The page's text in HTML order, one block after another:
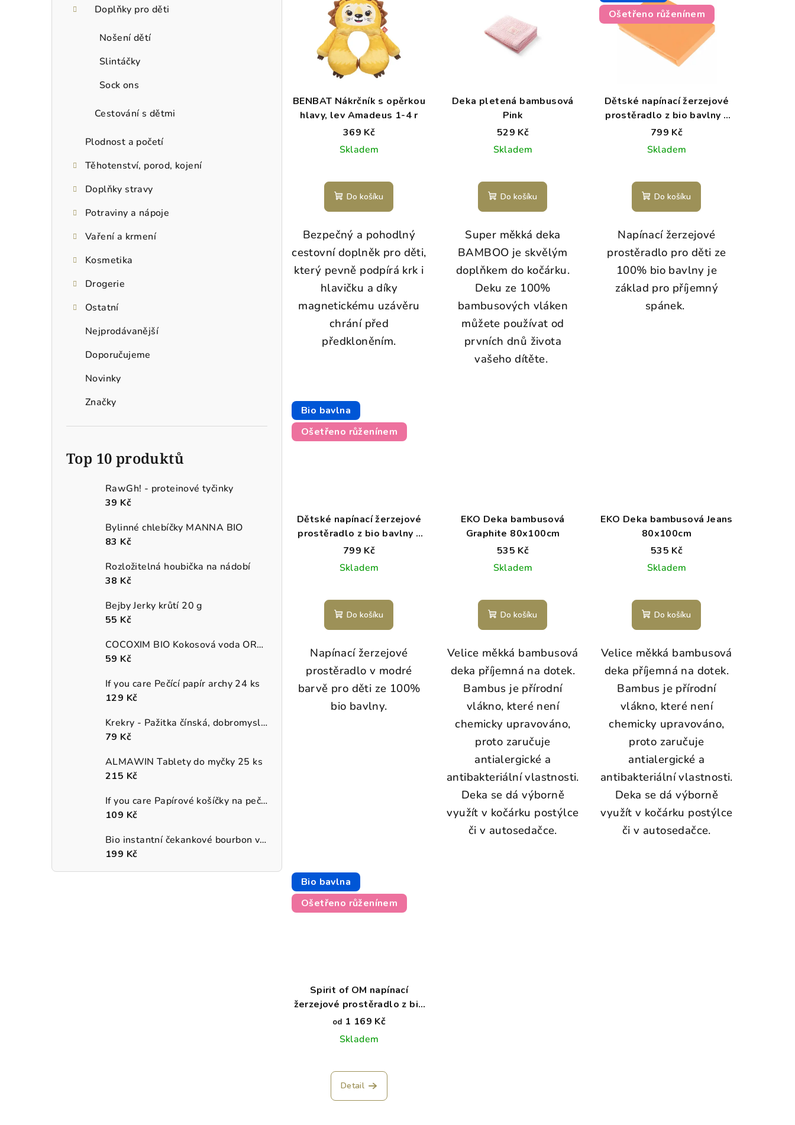
Doplňky pro děti
Nošení dětí
Slintáčky
Sock ons
Cestování s dětmi
Plodnost a početí
Těhotenství, porod, kojení
Doplňky stravy
Potraviny a nápoje
Vaření a krmení
Kosmetika
Drogerie
Ostatní
Nejprodávanější
Doporučujeme
Novinky
Značky
Top 10 produktů
RawGh! - proteinové tyčinky
39 Kč
Bylinné chlebíčky MANNA BIO
83 Kč
Rozložitelná houbička na nádobí
38 Kč
Bejby Jerky krůtí 20 g
55 Kč
COCOXIM BIO Kokosová voda ORGANIC
59 Kč
If you care Pečící papír archy 24 ks
129 Kč
Krekry - Pažitka čínská, dobromysl BIO
79 Kč
ALMAWIN Tablety do myčky 25 ks
215 Kč
If you care Papírové košíčky na pečení large 60 kusů
109 Kč
Bio instantní čekankové bourbon vanilka kafe
199 Kč
o
d
p
r
ů
BENBAT Nákrčník s opěrkou
hlavy, lev Amadeus 1-4 r
369 Kč
Skladem
Do košíku
Bezpečný a pohodlný
cestovní doplněk pro děti,
který pevně podpírá krk i
hlavičku a díky
magnetickému uzávěru
chrání před
předkloněním.
Deka pletená bambusová
Pink
529 Kč
Skladem
Do košíku
Super měkká deka
BAMBOO je skvělým
doplňkem do kočárku.
Deku ze 100%
bambusových vláken
můžete používat od
prvních dnů života
vašeho dítěte.
Ošetřeno růženínem
Dětské napínací žerzejové
prostěradlo z bio bavlny -
mango
799 Kč
Skladem
Do košíku
Napínací žerzejové
prostěradlo pro děti ze
100% bio bavlny je
základ pro příjemný
spánek.
Bio bavlna
Ošetřeno růženínem
Dětské napínací žerzejové
prostěradlo z bio bavlny -
modré
799 Kč
Skladem
Do košíku
Napínací žerzejové
prostěradlo v modré
barvě pro děti ze 100%
bio bavlny.
EKO Deka bambusová
Graphite 80x100cm
535 Kč
Skladem
Do košíku
Velice měkká bambusová
deka příjemná na dotek.
Bambus je přírodní
vlákno, které není
chemicky upravováno,
proto zaručuje
antialergické a
antibakteriální vlastnosti.
Deka se dá výborně
využít v kočárku postýlce
či v autosedačce.
EKO Deka bambusová Jeans
80x100cm
535 Kč
Skladem
Do košíku
Velice měkká bambusová
deka příjemná na dotek.
Bambus je přírodní
vlákno, které není
chemicky upravováno,
proto zaručuje
antialergické a
antibakteriální vlastnosti.
Deka se dá výborně
využít v kočárku postýlce
či v autosedačce.
Bio bavlna
Ošetřeno růženínem
Spirit of OM napínací
žerzejové prostěradlo z bio
bavlny - šedé
od 1 169 Kč
Skladem
hodnocení
produktu
je
Detail